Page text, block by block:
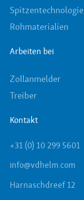
Spitzentechnologie
Rohmaterialien
Arbeiten bei
Zollanmelder
Treiber
Kontakt
+31 (0) 10 299 5601
info@vdhelm.com
Harnaschdreef 12